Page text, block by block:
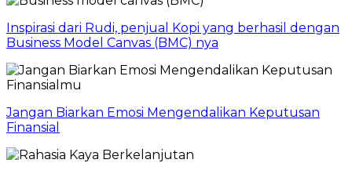
Inspirasi dari Rudi, penjual Kopi yang berhasil dengan
Business Model Canvas (BMC) nya
Jangan Biarkan Emosi Mengendalikan Keputusan
Finansial